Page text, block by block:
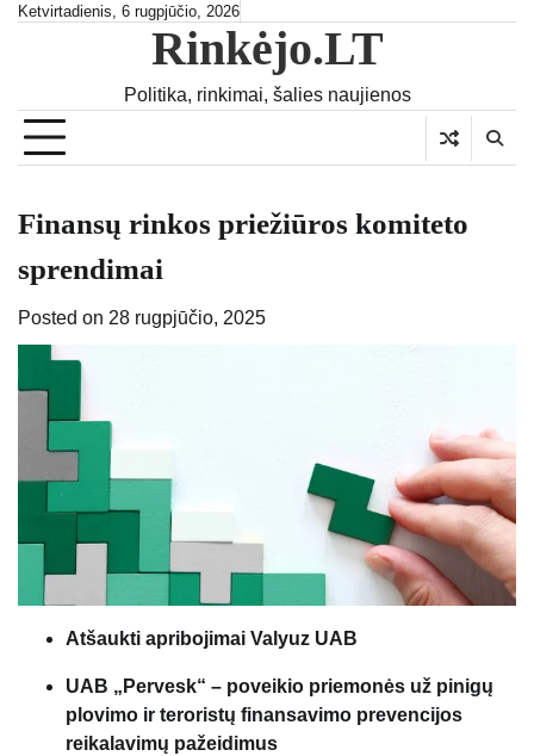
SkipKetvirtadienis, 6 rugpjūčio, 2026
Rinkėjo.LT
Politika, rinkimai, šalies naujienos
Finansų rinkos priežiūros komiteto
sprendimai
Posted on 28 rugpjūčio, 2025
Atšaukti apribojimai Valyuz UAB
UAB „Pervesk“ – poveikio priemonės už pinigų
plovimo ir teroristų finansavimo prevencijos
reikalavimų pažeidimus